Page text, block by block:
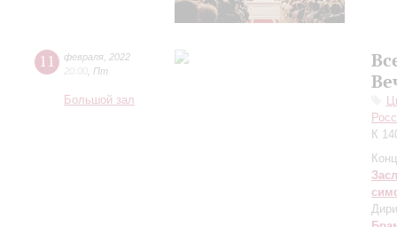
11 февраля 2022
20:00 Пт
Большой зал
К